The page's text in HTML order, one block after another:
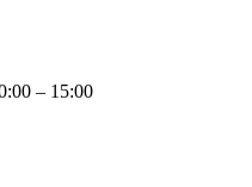
– 15:00